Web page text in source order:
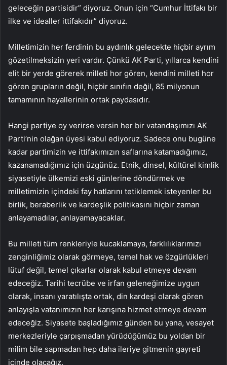
geleceğin partisidir” diyoruz. Onun için “Cumhur İttifakı bir
ilke ve idealler ittifakıdır” diyoruz.
Milletimizin her ferdinin bu aydınlık gelecekte hiçbir ayrım
gözetilmeksizin yeri vardır. Çünkü AK Parti, yıllarca kendini
elit bir yerde görerek milleti hor gören, kendini milleti hor
gören grupların değil, hiçbir sınıfın değil, 85 milyonun
tamamının hayallerinin ortak paydasıdır.
Hangi partiye oy verirse versin her bir vatandaşımızı AK
Parti’nin olağan üyesi kabul ediyoruz. Sadece onu bugüne
kadar partimizin ve ittifakımızın saflarına katamadığımız,
kazanamadığımız için üzgünüz. Etnik, dinsel, kültürel kimlik
siyasetiyle ülkemizi eski günlerine döndürmek ve
milletimizin içindeki fay hatlarını tetiklemek isteyenler bu
birlik, beraberlik ve kardeşlik politikasını hiçbir zaman
anlayamadılar, anlayamayacaklar.
Bu milleti tüm renkleriyle kucaklamaya, farklılıklarımızı
zenginliğimiz olarak görmeye, temel hak ve özgürlükleri
lütuf değil, temel çıkarlar olarak kabul etmeye devam
edeceğiz. Tarihi tecrübe ve irfan geleneğimize uygun
olarak, insanı yaratılışta ortak, din kardeşi olarak gören
anlayışla vatanımızın her karışına hizmet etmeye devam
edeceğiz. Siyasete başladığımız günden bu yana, vesayet
merkezleriyle çarpışmadan yürüdüğümüz bu yoldan bir
milim bile sapmadan hep daha ileriye gitmenin gayreti
içinde olacağız.